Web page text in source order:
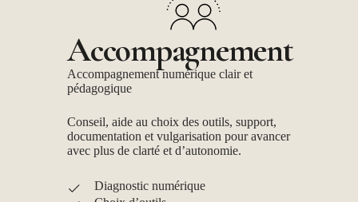
Accompagnement
Accompagnement numérique clair et
pédagogique
Conseil, aide au choix des outils, support,
documentation et vulgarisation pour avancer
avec plus de clarté et d’autonomie.
Diagnostic numérique